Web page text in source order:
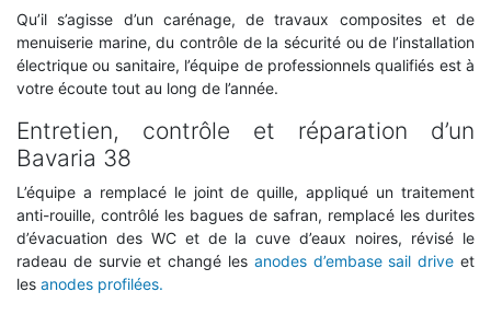
Qu’il s’agisse d’un carénage, de travaux composites et de
menuiserie marine, du contrôle de la sécurité ou de l’installation
électrique ou sanitaire, l’équipe de professionnels qualifiés est à
votre écoute tout au long de l’année.
Entretien, contrôle et réparation d’un
Bavaria 38
L’équipe a remplacé le joint de quille, appliqué un traitement
anti-rouille, contrôlé les bagues de safran, remplacé les durites
d’évacuation des WC et de la cuve d’eaux noires, révisé le
radeau de survie et changé les anodes d’embase sail drive et
les anodes profilées.